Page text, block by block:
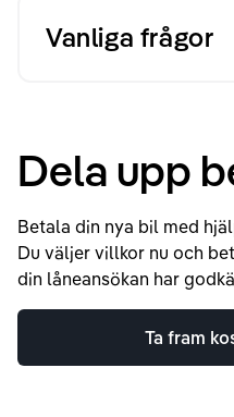
Vanliga frågor
Dela upp
Betala din nya bil med
Du väljer villkor nu och
din låneansökan har
Ta fram